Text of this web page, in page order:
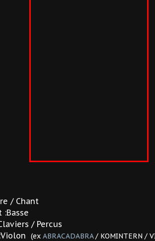
/ Chant
/ Percus
(ex ABRACADABRA/ KOMINTERN /